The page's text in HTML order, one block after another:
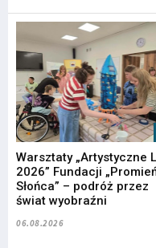
Warsztaty „Artystyczne
2026” Fundacji
Słońca” – podróż przez
świat wyobraźni
06.08.2026